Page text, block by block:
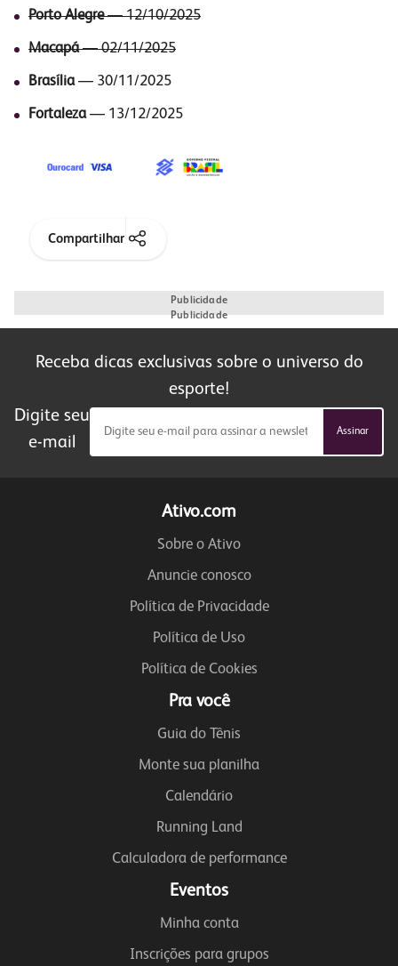
Porto Alegre— 12/10/2025
Macapá— 02/11/2025
Brasília— 30/11/2025
Fortaleza— 13/12/2025
Compartilhar
Publicidade
Publicidade
Receba dicas exclusivas sobre o universo do
esporte!
Digite seu
e-mail
Ativo.com
Sobre o Ativo
Anuncie conosco
Política de Privacidade
Política de Uso
Política de Cookies
Pra você
Guia do Tênis
Monte sua planilha
Calendário
Running Land
Calculadora de performance
Eventos
Minha conta
Inscrições para grupos